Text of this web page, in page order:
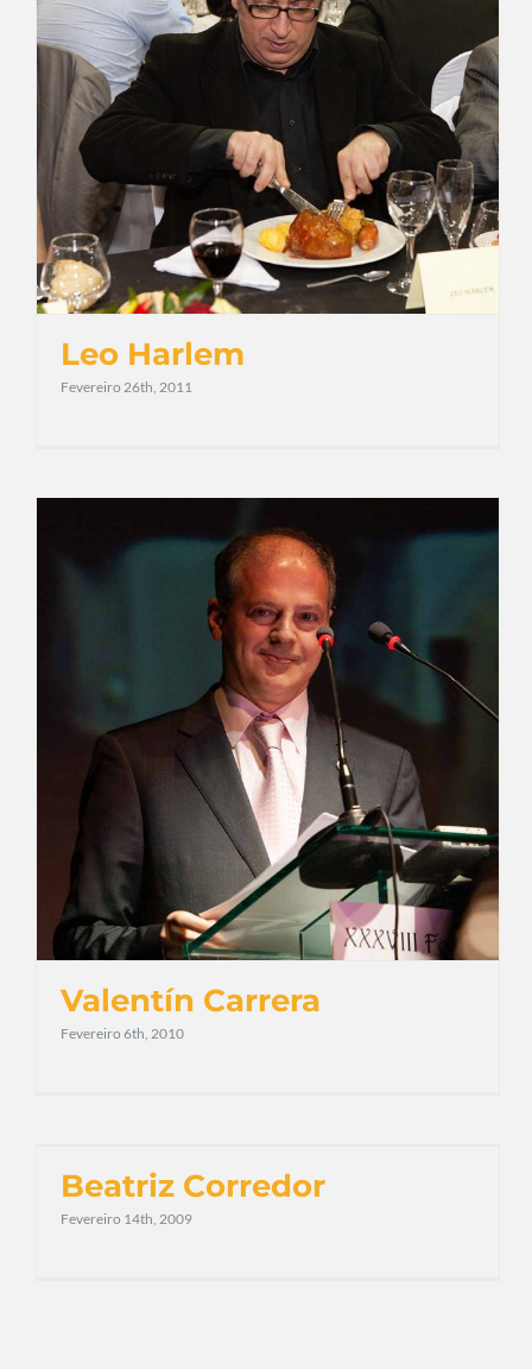
Leo Harlem
Fevereiro 26th, 2011
Valentín Carrera
Fevereiro 6th, 2010
Beatriz Corredor
Fevereiro 14th, 2009